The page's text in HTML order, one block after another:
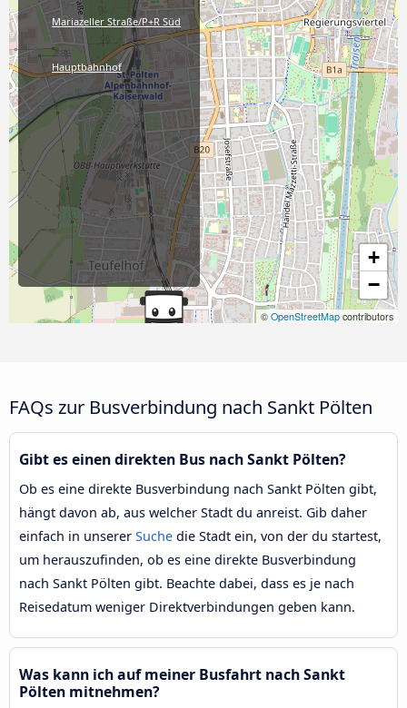
+
−
© OpenStreetMap contributors
Mariazeller Straße/P+R Süd
Hauptbahnhof
FAQs zur Busverbindung nach Sankt Pölten
Gibt es einen direkten Bus nach Sankt Pölten?
Ob es eine direkte Busverbindung nach Sankt Pölten gibt,
hängt davon ab, aus welcher Stadt du anreist. Gib daher
einfach in unserer Suche die Stadt ein, von der du startest,
um herauszufinden, ob es eine direkte Busverbindung
nach Sankt Pölten gibt. Beachte dabei, dass es je nach
Reisedatum weniger Direktverbindungen geben kann.
Was kann ich auf meiner Busfahrt nach Sankt
Pölten mitnehmen?